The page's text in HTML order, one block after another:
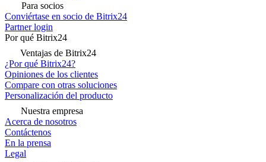
Para socios
Conviértase en socio de Bitrix24
Partner login
Por qué Bitrix24
Ventajas de Bitrix24
¿Por qué Bitrix24?
Opiniones de los clientes
Compare con otras soluciones
Personalización del producto
Nuestra empresa
Acerca de nosotros
Contáctenos
En la prensa
Legal